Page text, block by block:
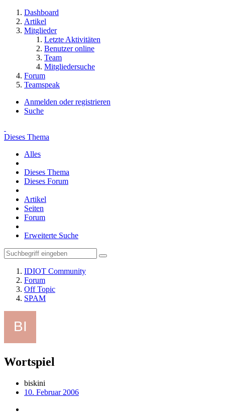
Dashboard
Artikel
Mitglieder
Letzte Aktivitäten
Benutzer online
Team
Mitgliedersuche
Forum
Teamspeak
Anmelden oder registrieren
Suche
Dieses Thema
Alles
Dieses Thema
Dieses Forum
Artikel
Seiten
Forum
Erweiterte Suche
IDIOT Community
Forum
Off Topic
SPAM
Wortspiel
biskini
10. Februar 2006